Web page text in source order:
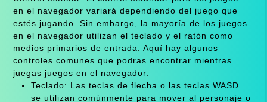
en el navegador variará dependiendo del juego que
estés jugando. Sin embargo, la mayoría de los juegos
en el navegador utilizan el teclado y el ratón como
medios primarios de entrada. Aquí hay algunos
controles comunes que podras encontrar mientras
juegas juegos en el navegador:
Teclado: Las teclas de flecha o las teclas WASD
se utilizan comúnmente para mover al personaje o